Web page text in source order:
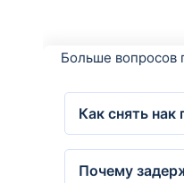
Больше вопросов
Как снять нак
Почему